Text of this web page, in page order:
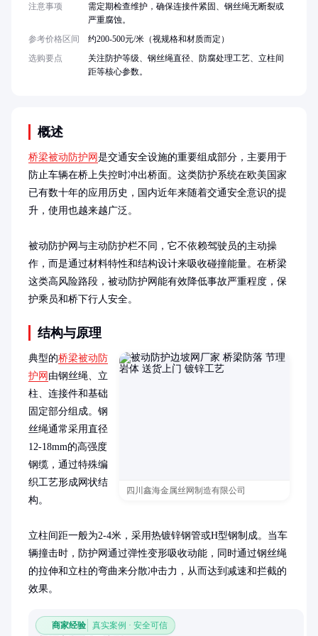
概述
桥梁被动防护网 是交通安全设施的重要组成部分，主要用于
防止车辆在桥上失控时冲出桥面。这类防护系统在欧美国家
已有数十年的应用历史，国内近年来随着交通安全意识的提
升，使用也越来越广泛。
被动防护网与主动防护栏不同，它不依赖驾驶员的主动操
作，而是通过材料特性和结构设计来吸收碰撞能量。在桥梁
这类高风险路段，被动防护网能有效降低事故严重程度，保
护乘员和桥下行人安全。
结构与原理
四川鑫海金属丝网制造有限公司
典型的桥梁被动防
护网 由钢丝绳、立
柱、连接件和基础
固定部分组成。钢
丝绳通常采用直径
12-18mm的高强度
钢缆，通过特殊编
织工艺形成网状结
构。
立柱间距一般为2-4米，采用热镀锌钢管或H型钢制成。当车
辆撞击时，防护网通过弹性变形吸收动能，同时通过钢丝绳
的拉伸和立柱的弯曲来分散冲击力，从而达到减速和拦截的
效果。
商家经验 真实案例 · 安全可信
注意事项
需定期检查维护，确保连接件紧固、钢丝绳无断裂或
严重腐蚀。
参考价格区间
约200-500元/米（视规格和材质而定）
选购要点
关注防护等级、钢丝绳直径、防腐处理工艺、立柱间
距等核心参数。